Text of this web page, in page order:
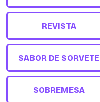
REVISTA
SABOR DE SORVETE
SOBREMESA